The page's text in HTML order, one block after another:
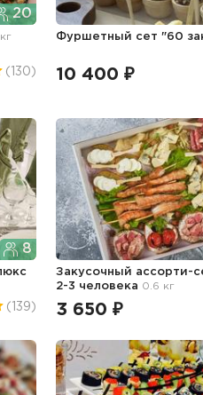
20
(130)
Фуршетный сет "60
10 400 ₽
8
(139)
Закусочный ассорти-
2-3 человека 0.6 кг
3 650 ₽